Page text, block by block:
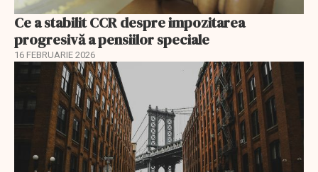
Ce a stabilit CCR despre impozitarea
progresivă a pensiilor speciale
16 FEBRUARIE 2026